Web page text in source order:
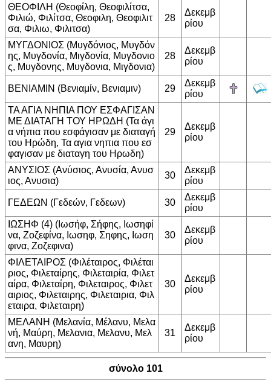
ΘΕΟΦΙΛΗ (Θεοφίλη, Θεοφιλίτσα,
Φιλιώ, Φιλίτσα, Θεοφιλη, Θεοφιλιτ
σα, Φιλιω, Φιλιτσα)
28
Δεκεμβ
ρίου
ΜΥΓΔΟΝΙΟΣ (Μυγδόνιος, Μυγδόν
ης, Μυγδονία, Μιγδονία, Μυγδονιο
ς, Μυγδονης, Μυγδονια, Μιγδονια)
28
Δεκεμβ
ρίου
ΒΕΝΙΑΜΙΝ (Βενιαμίν, Βενιαμιν) 29
Δεκεμβ
ρίου
ΤΑ ΑΓΙΑ ΝΗΠΙΑ ΠΟΥ ΕΣΦΑΓΙΣΑΝ
ΜΕ ΔΙΑΤΑΓΗ ΤΟΥ ΗΡΩΔΗ (Τα άγι
α νήπια που εσφάγισαν με διαταγή
του Ηρώδη, Τα αγια νηπια που εσ
φαγισαν με διαταγη του Ηρωδη)
29
Δεκεμβ
ρίου
ΑΝΥΣΙΟΣ (Ανύσιος, Ανυσία, Ανυσ
ιος, Ανυσια)
30
Δεκεμβ
ρίου
ΓΕΔΕΩΝ (Γεδεών, Γεδεων) 30
Δεκεμβ
ρίου
ΙΩΣΗΦ (4) (Ιωσήφ, Σήφης, Ιωσηφί
να, Ζοζεφίνα, Ιωσηφ, Σηφης, Ιωση
φινα, Ζοζεφινα)
30
Δεκεμβ
ρίου
ΦΙΛΕΤΑΙΡΟΣ (Φιλέταιρος, Φιλέται
ριος, Φιλεταίρης, Φιλεταιρία, Φιλετ
αίρα, Φιλεταίρη, Φιλεταιρος, Φιλετ
αιριος, Φιλεταιρης, Φιλεταιρια, Φιλ
εταιρα, Φιλεταιρη)
30
Δεκεμβ
ρίου
ΜΕΛΑΝΗ (Μελανία, Μέλανυ, Μελα
νή, Μαύρη, Μελανια, Μελανυ, Μελ
ανη, Μαυρη)
31
Δεκεμβ
ρίου
σύνολο 101